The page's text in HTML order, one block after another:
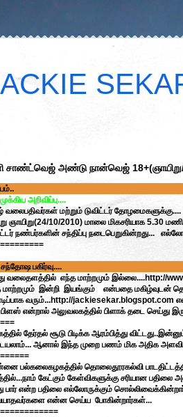
சாண்ட்வெஜ் அண்டு நான்வெஜ் 18+(ஞாயிறு/
அறிவிப்பு....
வலைபதிவர்கள் மற்றும் டுவிட்டர் தோழமைகளுக்கு....
ஞாயிறு(24/10/2010) மாலை மிகசரியாக 5.30
நண்பர்களின் சந்திப்பு நடைபெறுகின்றது...
பகிர்வு....
வலைதளத்தில் எந்த மாற்றமும் இல்லை....http://
மாற்றமும் இன்றி இயங்கும் என்பதை மகிழ்வுடன்
வரும்...http://jackiesekar.blogspot.com
பிளஸ் என்றால் அலுவலகத்தில் பிளாக் தடை செய்து
தேர்தல் சூடு பிடிக்க ஆரம்பித்து
ஆனால் இந்த முறை பணம் மிக அதிக அளவில்
பல்கலைகழகத்தில் தொலைதூரகல்வி
கேட்கும் கேள்விகளுக்கு சரியான பதிலை
பார் என்ற பதிலை எல்லோருக்கும்
என்ன செய்ய போகின்றார்கள்...